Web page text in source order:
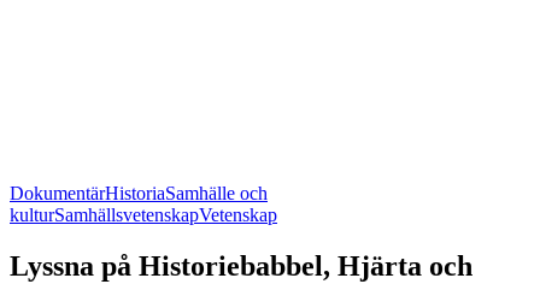
DokumentärHistoriaSamhälle och
kulturSamhällsvetenskapVetenskap
Lyssna på Historiebabbel, Hjärta och